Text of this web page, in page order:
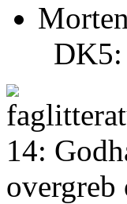
DK5:
14:
overgreb